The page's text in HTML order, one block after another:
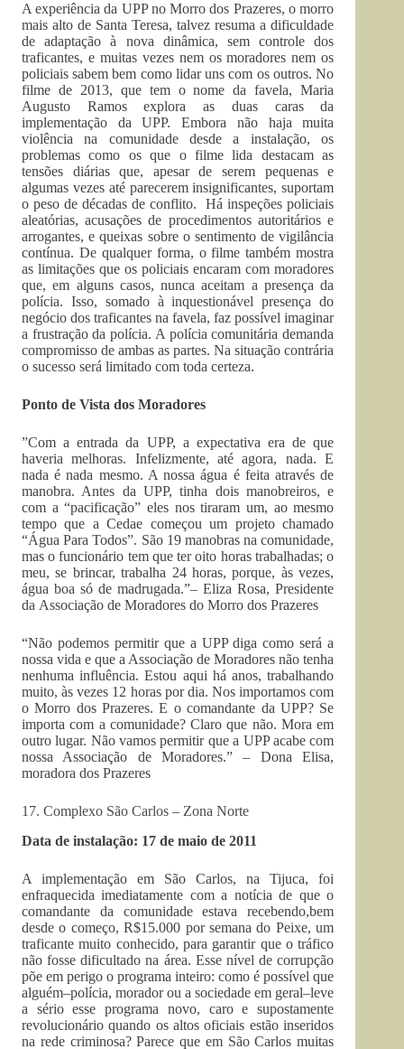
A experiência da UPP no Morro dos Prazeres, o morro
mais alto de Santa Teresa, talvez resuma a dificuldade
de adaptação à nova dinâmica, sem controle dos
traficantes, e muitas vezes nem os moradores nem os
policiais sabem bem como lidar uns com os outros. No
filme de 2013, que tem o nome da favela, Maria
Augusto Ramos explora as duas caras da
implementação da UPP. Embora não haja muita
violência na comunidade desde a instalação, os
problemas como os que o filme lida destacam as
tensões diárias que, apesar de serem pequenas e
algumas vezes até parecerem insignificantes, suportam
o peso de décadas de conflito. Há inspeções policiais
aleatórias, acusações de procedimentos autoritários e
arrogantes, e queixas sobre o sentimento de vigilância
contínua. De qualquer forma, o filme também mostra
as limitações que os policiais encaram com moradores
que, em alguns casos, nunca aceitam a presença da
polícia. Isso, somado à inquestionável presença do
negócio dos traficantes na favela, faz possível imaginar
a frustração da polícia. A polícia comunitária demanda
compromisso de ambas as partes. Na situação contrária
o sucesso será limitado com toda certeza.
Ponto de Vista dos Moradores
”Com a entrada da UPP, a expectativa era de que
haveria melhoras. Infelizmente, até agora, nada. E
nada é nada mesmo. A nossa água é feita através de
manobra. Antes da UPP, tinha dois manobreiros, e
com a “pacificação” eles nos tiraram um, ao mesmo
tempo que a Cedae começou um projeto chamado
“Água Para Todos”. São 19 manobras na comunidade,
mas o funcionário tem que ter oito horas trabalhadas; o
meu, se brincar, trabalha 24 horas, porque, às vezes,
água boa só de madrugada.”– Eliza Rosa, Presidente
da Associação de Moradores do Morro dos Prazeres
“Não podemos permitir que a UPP diga como será a
nossa vida e que a Associação de Moradores não tenha
nenhuma influência. Estou aqui há anos, trabalhando
muito, às vezes 12 horas por dia. Nos importamos com
o Morro dos Prazeres. E o comandante da UPP? Se
importa com a comunidade? Claro que não. Mora em
outro lugar. Não vamos permitir que a UPP acabe com
nossa Associação de Moradores.” – Dona Elisa,
moradora dos Prazeres
17. Complexo São Carlos – Zona Norte
Data de instalação: 17 de maio de 2011
A implementação em São Carlos, na Tijuca, foi
enfraquecida imediatamente com a notícia de que o
comandante da comunidade estava recebendo,bem
desde o começo, R$15.000 por semana do Peixe, um
traficante muito conhecido, para garantir que o tráfico
não fosse dificultado na área. Esse nível de corrupção
põe em perigo o programa inteiro: como é possível que
alguém–polícia, morador ou a sociedade em geral–leve
a sério esse programa novo, caro e supostamente
revolucionário quando os altos oficiais estão inseridos
na rede criminosa? Parece que em São Carlos muitas